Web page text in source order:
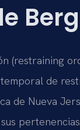
(restraining
de
de Nueva